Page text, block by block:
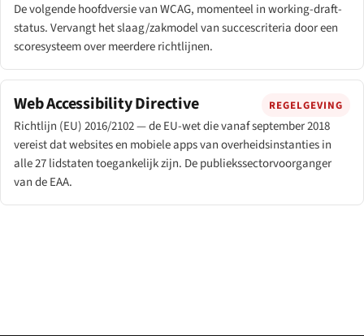
De volgende hoofdversie van WCAG, momenteel in working-draft-
status. Vervangt het slaag/zakmodel van succescriteria door een
scoresysteem over meerdere richtlijnen.
Web Accessibility Directive REGELGEVING
Richtlijn (EU) 2016/2102 — de EU-wet die vanaf september 2018
vereist dat websites en mobiele apps van overheidsinstanties in
alle 27 lidstaten toegankelijk zijn. De publiekssectorvoorganger
van de EAA.